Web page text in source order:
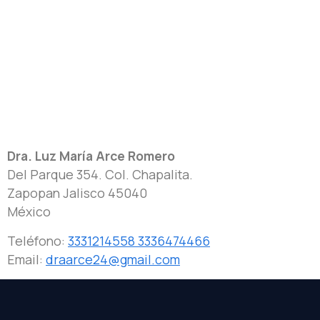
Dra. Luz María Arce Romero
Del Parque 354. Col. Chapalita.
Zapopan Jalisco 45040
México
Teléfono: 3331214558 3336474466
Email: draarce24@gmail.com